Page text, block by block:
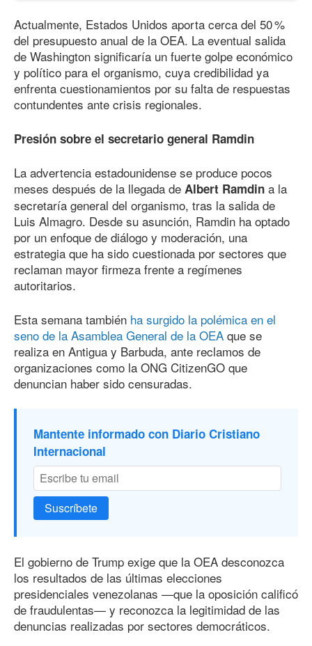
Actualmente, Estados Unidos aporta cerca del 50 %
del presupuesto anual de la OEA. La eventual salida
de Washington significaría un fuerte golpe económico
y político para el organismo, cuya credibilidad ya
enfrenta cuestionamientos por su falta de respuestas
contundentes ante crisis regionales.
Presión sobre el secretario general Ramdin
La advertencia estadounidense se produce pocos
meses después de la llegada de Albert Ramdin a la
secretaría general del organismo, tras la salida de
Luis Almagro. Desde su asunción, Ramdin ha optado
por un enfoque de diálogo y moderación, una
estrategia que ha sido cuestionada por sectores que
reclaman mayor firmeza frente a regímenes
autoritarios.
Esta semana también ha surgido la polémica en el
seno de la Asamblea General de la OEA que se
realiza en Antigua y Barbuda, ante reclamos de
organizaciones como la ONG CitizenGO que
denuncian haber sido censuradas.
Mantente informado con Diario Cristiano
Internacional
Suscríbete
El gobierno de Trump exige que la OEA desconozca
los resultados de las últimas elecciones
presidenciales venezolanas —que la oposición calificó
de fraudulentas— y reconozca la legitimidad de las
denuncias realizadas por sectores democráticos.